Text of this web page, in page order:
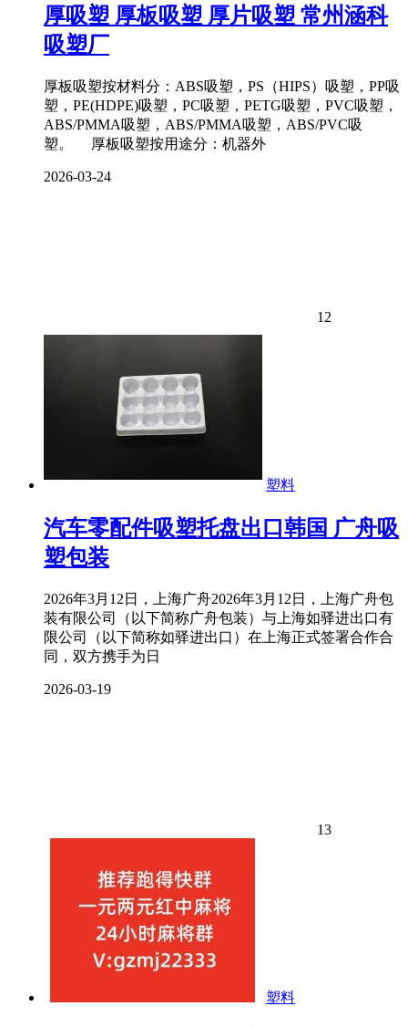
厚吸塑 厚板吸塑 厚片吸塑 常州涵科
吸塑厂
厚板吸塑按材料分：ABS吸塑，PS（HIPS）吸塑，PP吸
塑，PE(HDPE)吸塑，PC吸塑，PETG吸塑，PVC吸塑，
ABS/PMMA吸塑，ABS/PMMA吸塑，ABS/PVC吸
塑。 厚板吸塑按用途分：机器外
2026-03-24
12
塑料
汽车零配件吸塑托盘出口韩国 广舟吸
塑包装
2026年3月12日，上海广舟2026年3月12日，上海广舟包
装有限公司（以下简称广舟包装）与上海如驿进出口有
限公司（以下简称如驿进出口）在上海正式签署合作合
同，双方携手为日
2026-03-19
13
塑料